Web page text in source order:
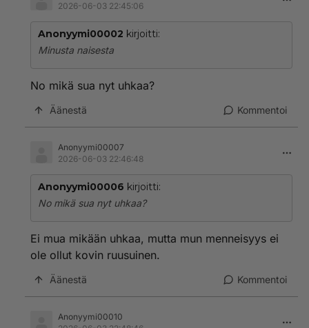
2026-06-03 22:45:06
Anonyymi00002 kirjoitti:
Minusta naisesta
No mikä sua nyt uhkaa?
Äänestä Kommentoi
Anonyymi00007
2026-06-03 22:46:48
Anonyymi00006 kirjoitti:
No mikä sua nyt uhkaa?
Ei mua mikään uhkaa, mutta mun menneisyys ei
ole ollut kovin ruusuinen.
Äänestä Kommentoi
Anonyymi00010